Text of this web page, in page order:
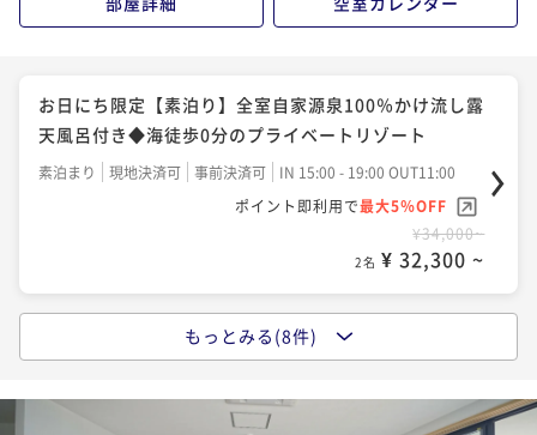
お日にち限定【素泊り】全室自家源泉100％かけ流し露
天風呂付き◆海徒歩0分のプライベートリゾート
素泊まり 現地決済可 事前決済可
IN 15:00 - 19:00 OUT11:00
ポイント即利用で最大5％OFF
¥34,000~
2名 ¥ 32,300 ~
【早割20％割引】早期予約限定プラン◆伊豆厳選の海
事前決済可
IN 15:00 - 19:00 OUT11:00
もっとみる(8件)